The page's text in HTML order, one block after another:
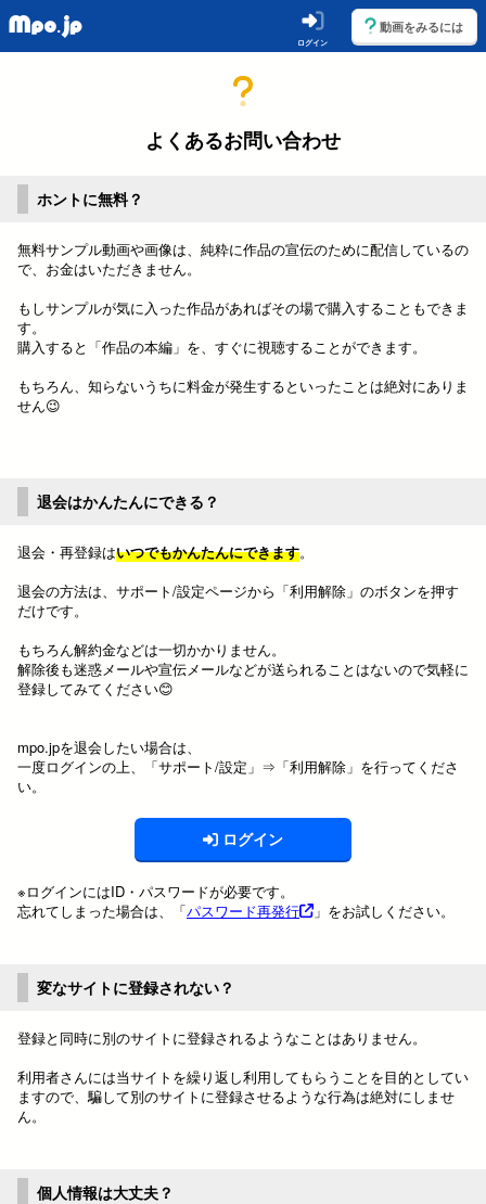
ログイン
動画をみるには
よくあるお問い合わせ
ホントに無料？
無料サンプル動画や画像は、純粋に作品の宣伝のために配信しているの
で、お金はいただきません。
もしサンプルが気に入った作品があればその場で購入することもできま
す。
購入すると「作品の本編」を、すぐに視聴することができます。
もちろん、知らないうちに料金が発生するといったことは絶対にありま
せん😉
退会はかんたんにできる？
退会・再登録はいつでもかんたんにできます。
退会の方法は、サポート/設定ページから「利用解除」のボタンを押す
だけです。
もちろん解約金などは一切かかりません。
解除後も迷惑メールや宣伝メールなどが送られることはないので気軽に
登録してみてください😊
mpo.jpを退会したい場合は、
一度ログインの上、「サポート/設定」⇒「利用解除」を行ってくださ
い。
ログイン
※ログインにはID・パスワードが必要です。
忘れてしまった場合は、「パスワード再発行 」をお試しください。
変なサイトに登録されない？
登録と同時に別のサイトに登録されるようなことはありません。
利用者さんには当サイトを繰り返し利用してもらうことを目的としてい
ますので、騙して別のサイトに登録させるような行為は絶対にしませ
ん。
個人情報は大丈夫？